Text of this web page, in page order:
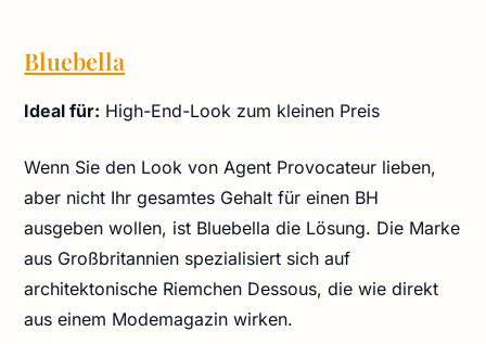
Bluebella
Ideal für: High-End-Look zum kleinen Preis
Wenn Sie den Look von Agent Provocateur lieben,
aber nicht Ihr gesamtes Gehalt für einen BH
ausgeben wollen, ist Bluebella die Lösung. Die Marke
aus Großbritannien spezialisiert sich auf
architektonische Riemchen Dessous, die wie direkt
aus einem Modemagazin wirken.